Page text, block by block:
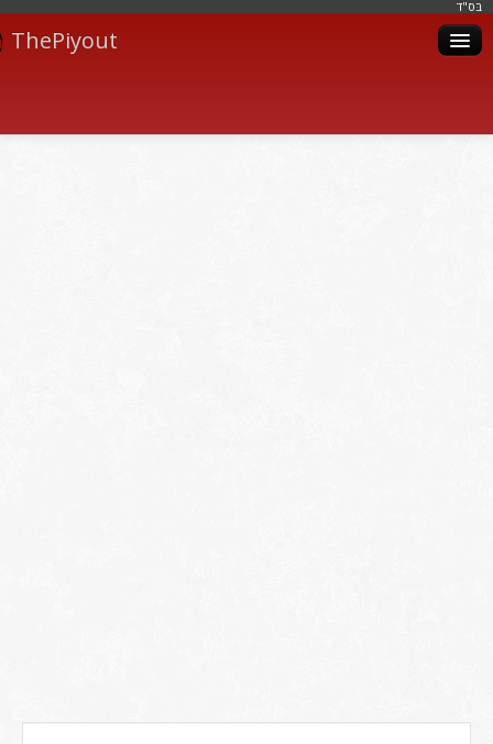
בּס"ד
ThePiyout